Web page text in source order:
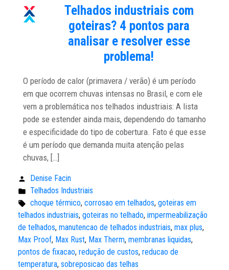
Telhados industriais com
goteiras? 4 pontos para
analisar e resolver esse
problema!
O período de calor (primavera / verão) é um período
em que ocorrem chuvas intensas no Brasil, e com ele
vem a problemática nos telhados industriais: A lista
pode se estender ainda mais, dependendo do tamanho
e especificidade do tipo de cobertura. Fato é que esse
é um período que demanda muita atenção pelas
chuvas, […]
Publicado
por:
Denise Facin
Publicado
em:
Telhados Industriais
Tags:
choque térmico, corrosao em telhados, goteiras em
telhados industriais, goteiras no telhado, impermeabilização
de telhados, manutencao de telhados industriais, max plus,
Max Proof, Max Rust, Max Therm, membranas liquidas,
pontos de fixacao, redução de custos, reducao de
temperatura, sobreposicao das telhas